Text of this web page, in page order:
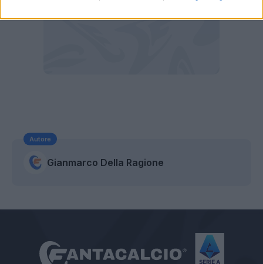
Autore
Gianmarco Della Ragione